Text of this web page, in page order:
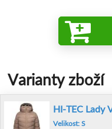
Varianty zboží
HI-TEC Lady
Velikost: S